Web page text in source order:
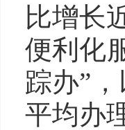
比增长
便利化
踪办”
平均办